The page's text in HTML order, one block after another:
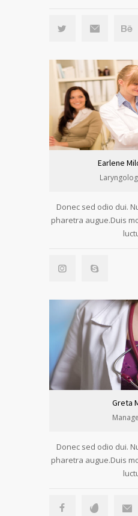
Earlene
Donec sed odio dui.
pharetra augue.Duis
Greta
Donec sed odio dui.
pharetra augue.Duis